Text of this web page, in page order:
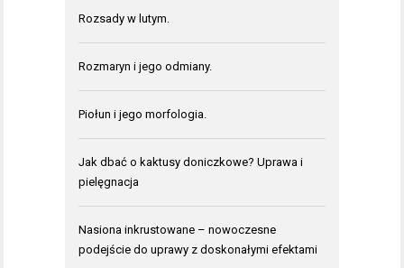
Rozsady w lutym.
Rozmaryn i jego odmiany.
Piołun i jego morfologia.
Jak dbać o kaktusy doniczkowe? Uprawa i
pielęgnacja
Nasiona inkrustowane – nowoczesne
podejście do uprawy z doskonałymi efektami